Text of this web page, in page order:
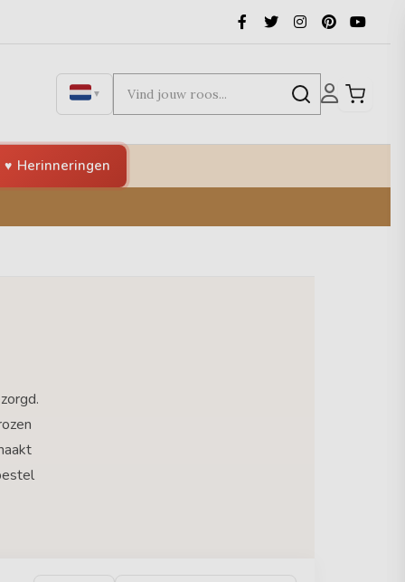
▼
Herinneringen